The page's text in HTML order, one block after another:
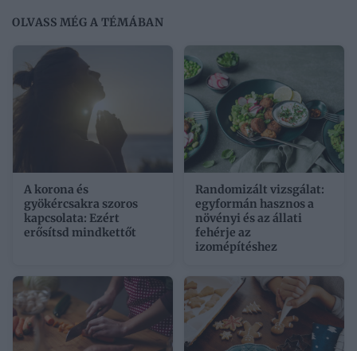
OLVASS MÉG A TÉMÁBAN
A korona és
gyökércsakra szoros
kapcsolata: Ezért
erősítsd mindkettőt
Randomizált vizsgálat:
egyformán hasznos a
növényi és az állati
fehérje az
izomépítéshez